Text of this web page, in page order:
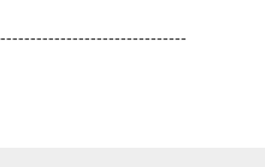
-------------------------------